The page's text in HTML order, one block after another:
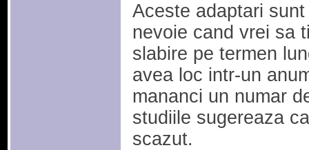
Aceste adaptari
nevoie cand vrei sa
slabire pe termen
avea loc intr-un
mananci un numar
studiile sugereaza
scazut.